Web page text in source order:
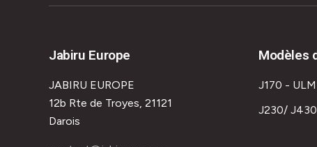
Jabiru Europe
JABIRU EUROPE
12b Rte de Troyes, 21121
Darois
Modèles
J170 - ULM
J230/ J430